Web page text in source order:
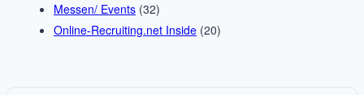
Messen/ Events (32)
Online-Recruiting.net Inside (20)